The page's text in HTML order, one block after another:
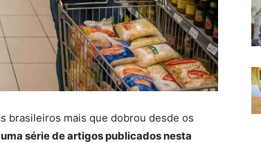
brasileiros mais que dobrou desde os
série de artigos publicados nesta